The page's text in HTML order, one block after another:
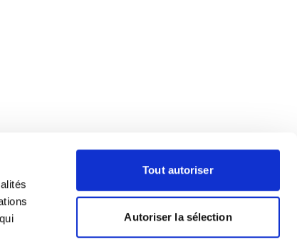
Tout autoriser
Autoriser la sélection